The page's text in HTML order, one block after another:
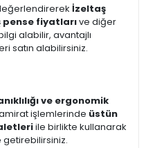
İzeltaş
fiyatlarıve diğer
alabilir, avantajlı
satın alabilirsiniz.
ve ergonomik
işlemlerinde üstün
ile birlikte kullanarak
getirebilirsiniz.